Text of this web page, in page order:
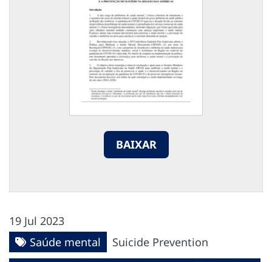
BAIXAR
19 Jul 2023
Saúde mental
Suicide Prevention